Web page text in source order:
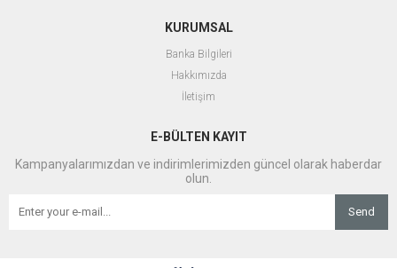
KURUMSAL
Banka Bilgileri
Hakkımızda
İletişim
E-BÜLTEN KAYIT
Kampanyalarımızdan ve indirimlerimizden güncel olarak haberdar
olun.
Send